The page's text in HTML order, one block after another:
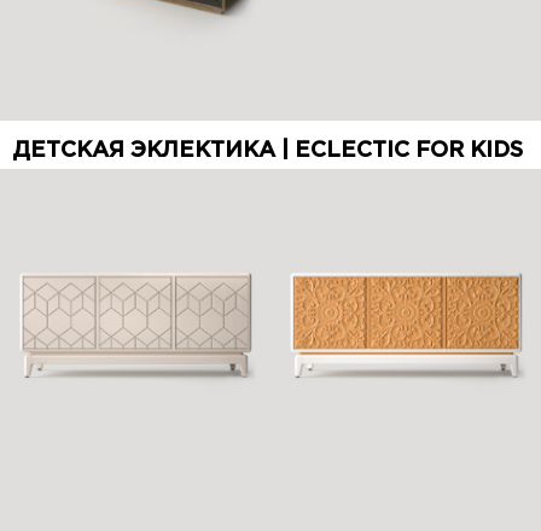
ДЕТСКАЯ ЭКЛЕКТИКА | ECLECTIC FOR KIDS